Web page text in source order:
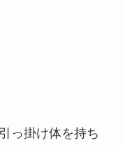
っ掛け体を持ち